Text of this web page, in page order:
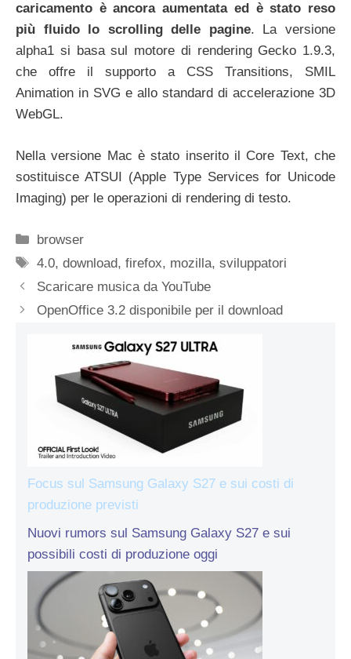
caricamento è ancora aumentata ed è stato reso
più fluido lo scrolling delle pagine. La versione
alpha1 si basa sul motore di rendering Gecko 1.9.3,
che offre il supporto a CSS Transitions, SMIL
Animation in SVG e allo standard di accelerazione 3D
WebGL.
Nella versione Mac è stato inserito il Core Text, che
sostituisce ATSUI (Apple Type Services for Unicode
Imaging) per le operazioni di rendering di testo.
Categorie
browser
Tag
4.0,download,firefox, mozilla,sviluppatori
Scaricare musica da YouTube
OpenOffice 3.2 disponibile per il download
Focus sul Samsung Galaxy S27 e sui costi di
produzione previsti
Nuovi rumors sul Samsung Galaxy S27 e sui
possibili costi di produzione oggi